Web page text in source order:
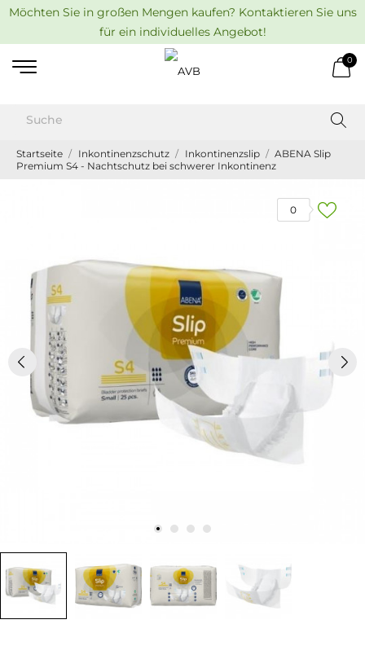
Möchten Sie in großen Mengen kaufen? Kontaktieren Sie uns
für ein individuelles Angebot!
0
Startseite Inkontinenzschutz Inkontinenzslip
ABENA Slip
Premium S4 - Nachtschutz bei schwerer Inkontinenz
0